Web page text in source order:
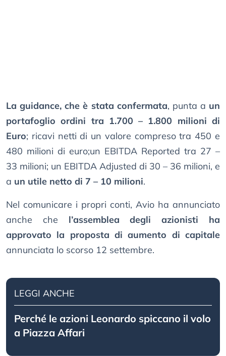
La guidance, che è stata confermata, punta a un
portafoglio ordini tra 1.700 – 1.800 milioni di
Euro; ricavi netti di un valore compreso tra 450 e
480 milioni di euro;un EBITDA Reported tra 27 –
33 milioni; un EBITDA Adjusted di 30 – 36 milioni, e
a un utile netto di 7 – 10 milioni.
Nel comunicare i propri conti, Avio ha annunciato
anche che l’assemblea degli azionisti ha
approvato la proposta di aumento di capitale
annunciata lo scorso 12 settembre.
LEGGI ANCHE
Perché le azioni Leonardo spiccano il volo
a Piazza Affari